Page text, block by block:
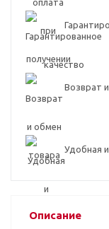
Возврат
Удобная
Описание